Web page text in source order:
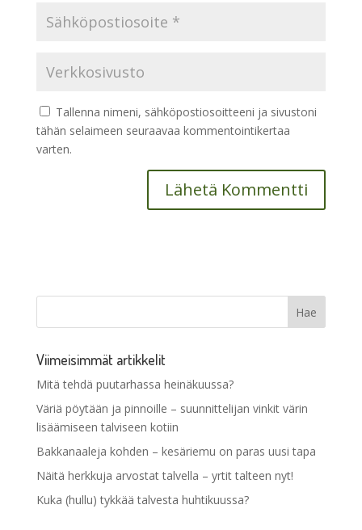
Tallenna nimeni, sähköpostiosoitteeni ja sivustoni
tähän selaimeen seuraavaa kommentointikertaa
varten.
Viimeisimmät artikkelit
Mitä tehdä puutarhassa heinäkuussa?
Väriä pöytään ja pinnoille – suunnittelijan vinkit värin
lisäämiseen talviseen kotiin
Bakkanaaleja kohden – kesäriemu on paras uusi tapa
Näitä herkkuja arvostat talvella – yrtit talteen nyt!
Kuka (hullu) tykkää talvesta huhtikuussa?